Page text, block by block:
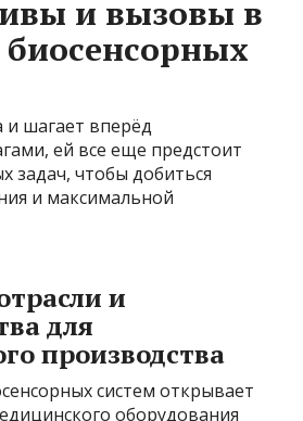
и вызовы в
и шагает вперёд
ей все еще предстоит
задач, чтобы добиться
и максимальной
и
для
производства
систем открывает
оборудования